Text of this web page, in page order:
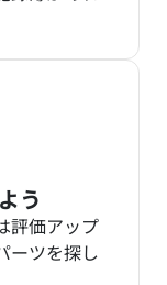
う
評価アップ
ーツを探し